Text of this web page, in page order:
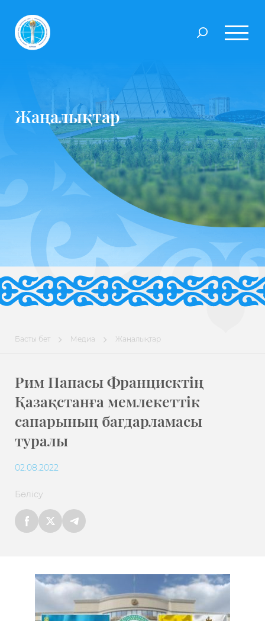
Жаңалықтар
Басты бет Медиа Жаңалықтар
Рим Папасы Францисктің
Қазақстанға мемлекеттік
сапарының бағдарламасы
туралы
02.08.2022
Бөлісу